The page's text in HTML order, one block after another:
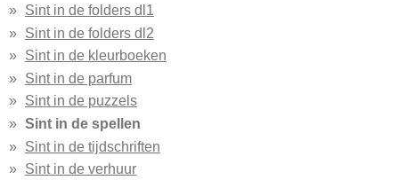
Sint in de folders dl1
Sint in de folders dl2
Sint in de kleurboeken
Sint in de parfum
Sint in de puzzels
Sint in de spellen
Sint in de tijdschriften
Sint in de verhuur